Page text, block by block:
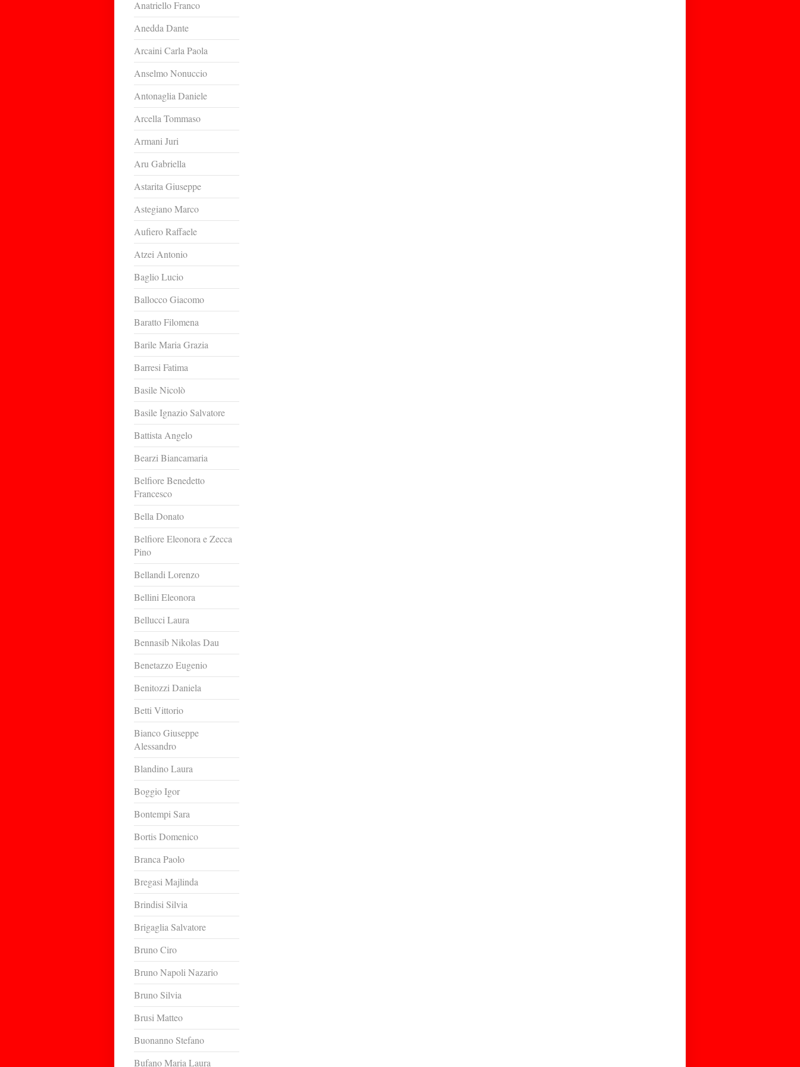
Anatriello Franco
Anedda Dante
Arcaini Carla Paola
Anselmo Nonuccio
Antonaglia Daniele
Arcella Tommaso
Armani Juri
Aru Gabriella
Astarita Giuseppe
Astegiano Marco
Aufiero Raffaele
Atzei Antonio
Baglio Lucio
Ballocco Giacomo
Baratto Filomena
Barile Maria Grazia
Barresi Fatima
Basile Nicolò
Basile Ignazio Salvatore
Battista Angelo
Bearzi Biancamaria
Belfiore Benedetto
Francesco
Bella Donato
Belfiore Eleonora e Zecca
Pino
Bellandi Lorenzo
Bellini Eleonora
Bellucci Laura
Bennasib Nikolas Dau
Benetazzo Eugenio
Benitozzi Daniela
Betti Vittorio
Bianco Giuseppe
Alessandro
Blandino Laura
Boggio Igor
Bontempi Sara
Bortis Domenico
Branca Paolo
Bregasi Majlinda
Brindisi Silvia
Brigaglia Salvatore
Bruno Ciro
Bruno Napoli Nazario
Bruno Silvia
Brusi Matteo
Buonanno Stefano
Bufano Maria Laura